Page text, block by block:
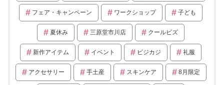
フェア・キャンペーン ワークショップ 子ども
夏休み 三原堂市川店 クールビズ
新作アイテム イベント ビジカジ 礼服
アクセサリー 手土産 スキンケア 8月限定